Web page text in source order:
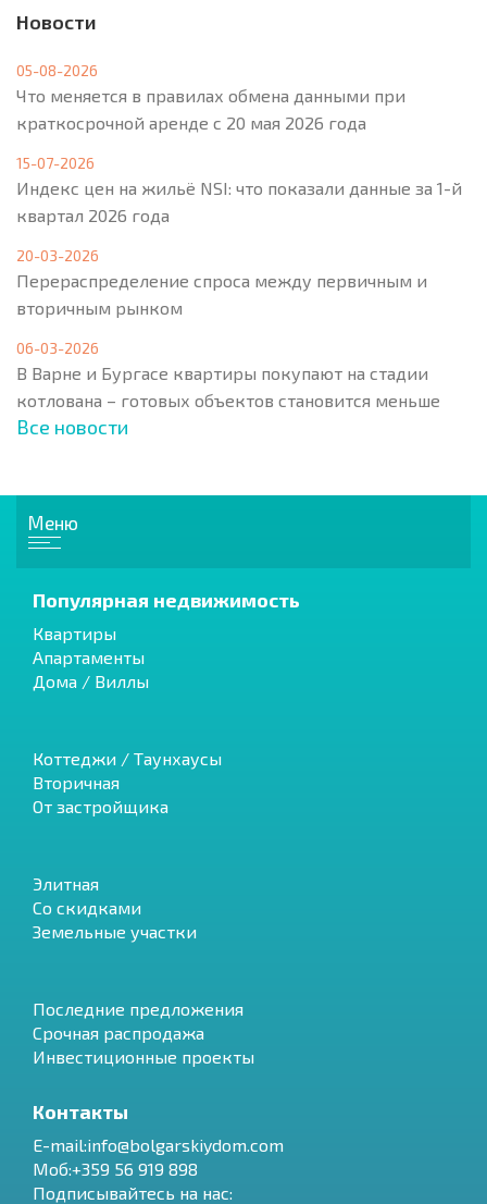
Новости
05-08-2026
Что меняется в правилах обмена данными при
краткосрочной аренде с 20 мая 2026 года
15-07-2026
Индекс цен на жильё NSI: что показали данные за 1-й
квартал 2026 года
20-03-2026
Перераспределение спроса между первичным и
вторичным рынком
06-03-2026
В Варне и Бургасе квартиры покупают на стадии
котлована – готовых объектов становится меньше
Все новости
Меню
Популярная недвижимость
Квартиры
Апартаменты
Дома / Виллы
Коттеджи / Таунхаусы
Вторичная
От застройщика
Элитная
Со скидками
Земельные участки
Последние предложения
Срочная распродажа
Инвестиционные проекты
Контакты
E-mail:info@bolgarskiydom.com
Моб:+359 56 919 898
Подписывайтесь на нас: